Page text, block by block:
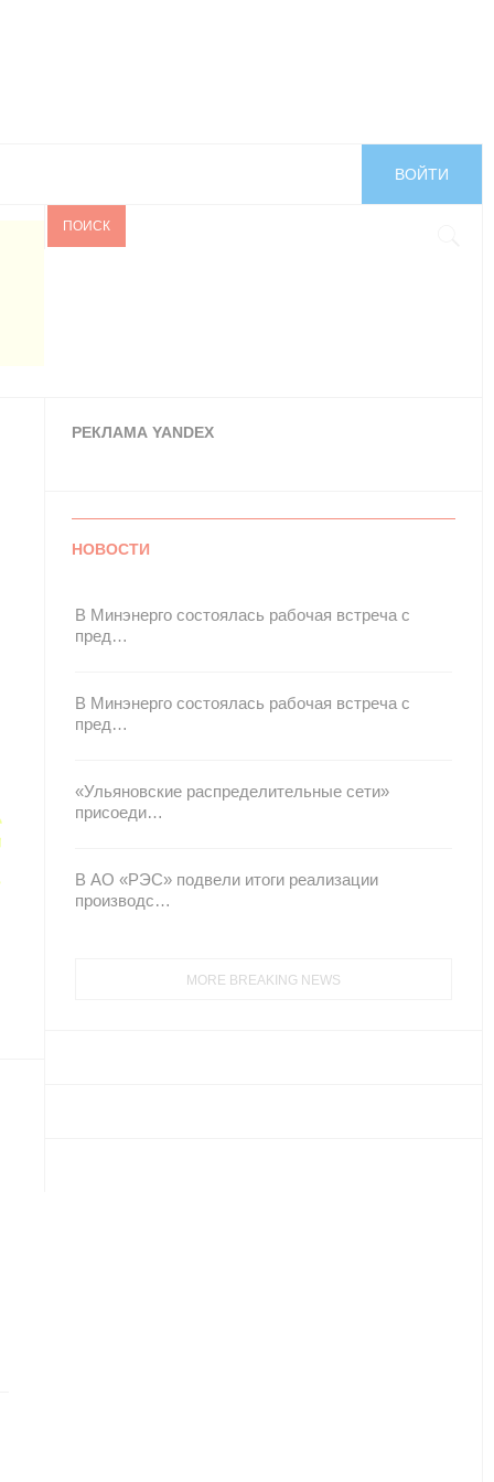
ВОЙТИ
ПОИСК
РЕКЛАМА YANDEX
НОВОСТИ
В Минэнерго состоялась рабочая встреча с
пред…
В Минэнерго состоялась рабочая встреча с
пред…
«Ульяновские распределительные сети»
присоеди…
В АО «РЭС» подвели итоги реализации
производс…
MORE BREAKING NEWS